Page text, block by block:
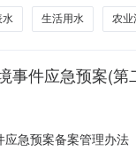
水 生活用水 农业
事件应急预案(第
急预案备案管理办